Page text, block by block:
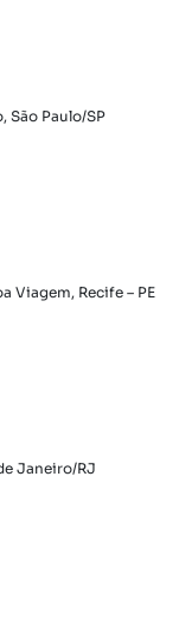
São Paulo/SP
Viagem, Recife – PE
Janeiro/RJ